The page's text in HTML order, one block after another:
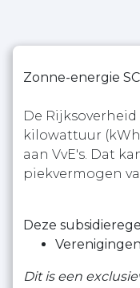
Zonne-energie
De
kilowattuur
aan VvE's. Dat
piekvermogen
Deze
Dit is een